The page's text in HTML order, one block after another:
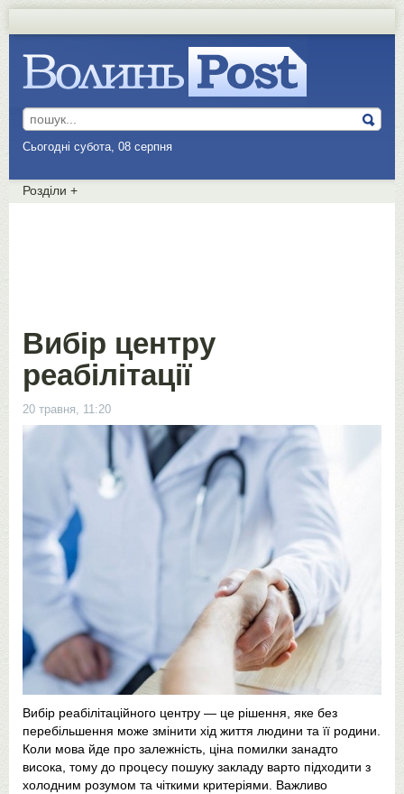
Сьогодні субота, 08 серпня
Розділи +
Вибір центру
реабілітації
20 травня, 11:20
Вибір реабілітаційного центру — це рішення, яке без
перебільшення може змінити хід життя людини та її родини.
Коли мова йде про залежність, ціна помилки занадто
висока, тому до процесу пошуку закладу варто підходити з
холодним розумом та чіткими критеріями. Важливо